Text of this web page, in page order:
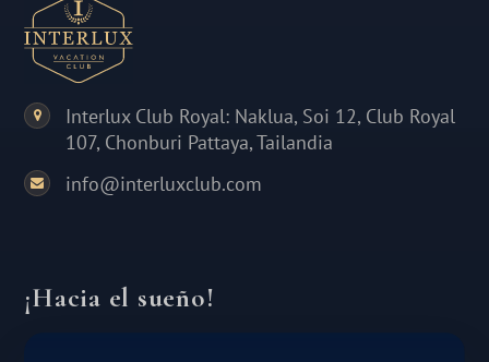
Interlux Club Royal: Naklua, Soi 12, Club Royal
107, Chonburi Pattaya, Tailandia
info@interluxclub.com
¡Hacia el sueño!